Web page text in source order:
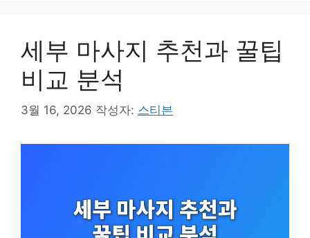
세부 마사지 추천과 꿀팁
비교 분석
3월 16, 2026 작성자: 스티븐